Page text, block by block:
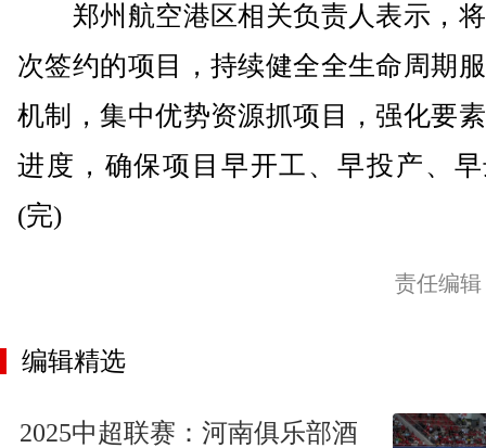
郑州航空港区相关负责人表示，
次签约的项目，持续健全全生命周期
机制，集中优势资源抓项目，强化要
进度，确保项目早开工、早投产、
(完)
责任编
编辑精选
2025中超联赛：河南俱乐部酒